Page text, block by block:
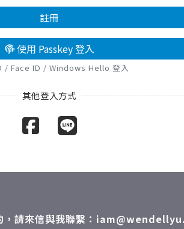
註冊
使用 Passkey 登入
/ Face ID / Windows Hello 登入
，請來信與我聯繫：